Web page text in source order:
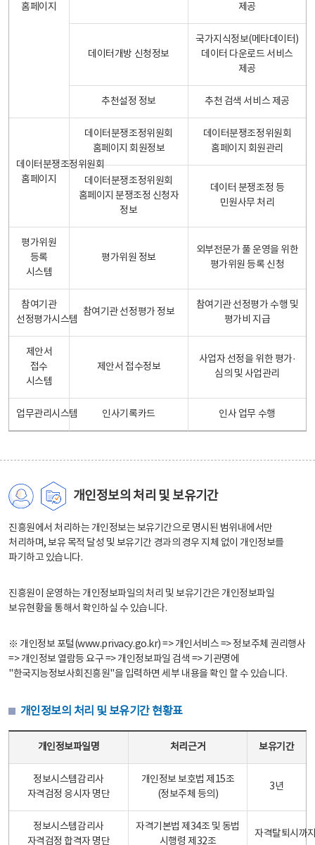
홈페이지
제공
데이터개방 신청정보
국가지식정보(메타데이터)
데이터 다운로드 서비스
제공
추천설정 정보 추천 검색 서비스 제공
데이터분쟁조정위원회
홈페이지
데이터분쟁조정위원회
홈페이지 회원정보
데이터분쟁조정위원회
홈페이지 회원관리
데이터분쟁조정위원회
홈페이지 분쟁조정 신청자
정보
데이터 분쟁조정 등
민원사무 처리
평가위원
등록
시스템
평가위원 정보
외부전문가 풀 운영을 위한
평가위원 등록 신청
참여기관
선정평가시스템
참여기관 선정평가 정보
참여기관 선정평가 수행 및
평가비 지급
제안서
접수
시스템
제안서 접수정보
사업자 선정을 위한 평가·
심의 및 사업관리
업무관리시스템 인사기록카드 인사 업무 수행
개인정보의 처리 및 보유기간
진흥원에서 처리하는 개인정보는 보유기간으로 명시된 범위내에서만
처리하며, 보유 목적 달성 및 보유기간 경과의 경우 지체 없이 개인정보를
파기하고 있습니다.
진흥원이 운영하는 개인정보파일의 처리 및 보유기간은 개인정보파일
보유현황을 통해서 확인하실 수 있습니다.
※ 개인정보 포털(www.privacy.go.kr) => 개인서비스 => 정보주체 권리행사
=> 개인정보 열람등 요구 => 개인정보파일 검색 => 기관명에
"한국지능정보사회진흥원"을 입력하면 세부 내용을 확인 할 수 있습니다.
개인정보의 처리 및 보유기간 현황표
개인정보파일명 처리근거 보유기간
정보시스템감리사
자격검정 응시자 명단
개인정보 보호법 제15조
(정보주체 등의)
3년
정보시스템감리사
자격검정 합격자 명단
자격기본법 제34조 및 동법
시행령 제32조
자격탈퇴시까